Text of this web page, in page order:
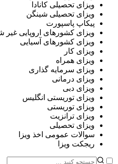
تحصیلی کانادا
تحصیلی شینگن
پاسپورت
کشورهای اروپایی غیر شینگن
کشورهای آسیایی
کار
همراه
سرمایه گذاری
درمانی
دبی
توریستی انگلیس
توریستی
ترانزیت
تحصیلی
عمومی اخذ ویزا
ویزا